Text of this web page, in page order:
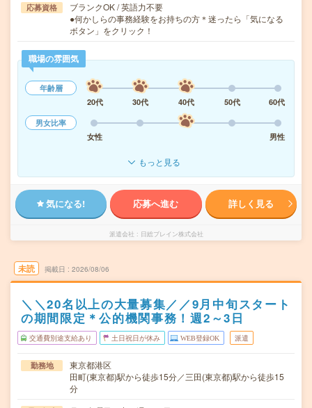
応募資格
ブランクOK / 英語力不要
●何かしらの事務経験をお持ちの方＊迷ったら「気になる
ボタン」をクリック！
職場の雰囲気
年齢層
20代
30代 40代 50代
60代
男女比率
女性
男性
もっと見る
気になる! 応募へ進む 詳しく見る
派遣会社 日総ブレイン株式会社
未読 掲載日 2026/08/06
＼＼20名以上の大量募集／／9月中旬スタート
の期間限定＊公的機関事務！週2～3日
交通費別途支給あり 土日祝日が休み WEB登録OK 派遣
勤務地
東京都港区
田町(東京都)駅から徒歩15分／三田(東京都)駅から徒歩15
分